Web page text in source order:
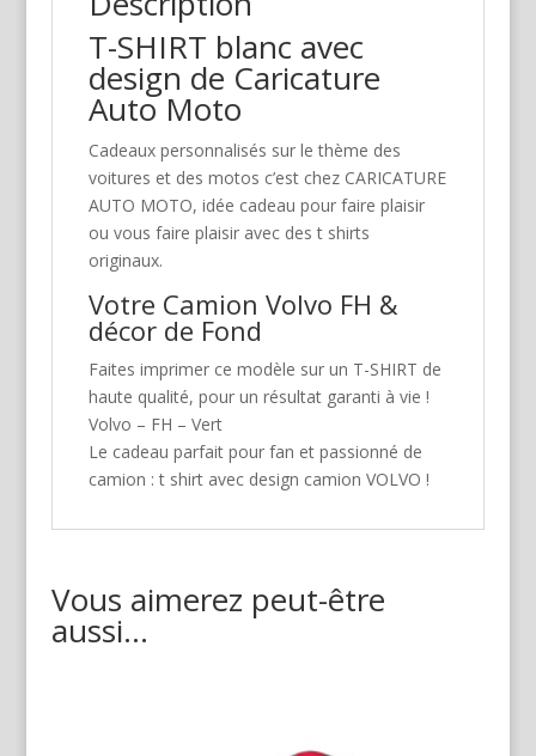
T-SHIRT blanc avec
design de Caricature
Auto Moto
Cadeaux personnalisés sur le thème des
voitures et des motos c’est chez CARICATURE
AUTO MOTO, idée cadeau pour faire plaisir
ou vous faire plaisir avec des t shirts
originaux.
Votre Camion Volvo FH &
décor de Fond
Faites imprimer ce modèle sur un T-SHIRT de
haute qualité, pour un résultat garanti à vie !
Volvo – FH – Vert
Le cadeau parfait pour fan et passionné de
camion : t shirt avec design camion VOLVO !
Vous aimerez peut-être
aussi…